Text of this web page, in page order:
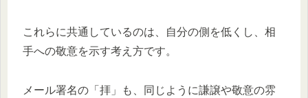
これらに共通しているのは、自分の側を低くし、相
手への敬意を示す考え方です。
メール署名の「拝」も、同じように謙譲や敬意の雰